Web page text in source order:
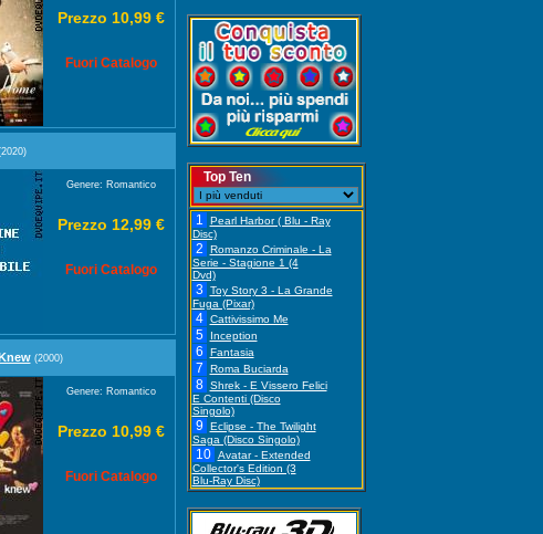
Prezzo 10,99 €
Fuori Catalogo
Genere: Romantico
Prezzo 12,99 €
Fuori Catalogo
(2000)
Genere: Romantico
Prezzo 10,99 €
Fuori Catalogo
Top Ten
1
Pearl Harbor ( Blu - Ray
Disc)
2
Romanzo Criminale - La
Serie - Stagione 1 (4
Dvd)
3 Toy Story 3 - La Grande
Fuga (Pixar)
4 Cattivissimo Me
5 Inception
6 Fantasia
7 Roma Buciarda
8 Shrek - E Vissero Felici
E Contenti (Disco
Singolo)
9 Eclipse - The Twilight
Saga (Disco Singolo)
10 Avatar - Extended
Collector's Edition (3
Blu-Ray Disc)